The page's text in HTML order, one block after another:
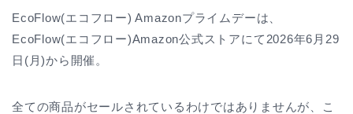
EcoFlow(エコフロー) Amazonプライムデーは、
EcoFlow(エコフロー)Amazon公式ストアにて2026年6月29
日(月)から開催。
全ての商品がセールされているわけではありませんが、こ